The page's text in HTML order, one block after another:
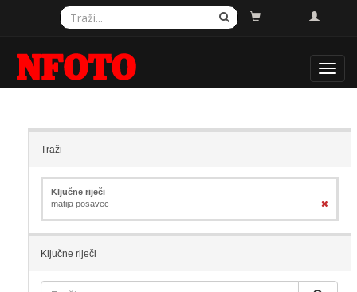
Traži
Ključne riječi
matija posavec
Ključne riječi